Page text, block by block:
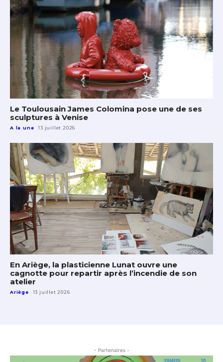
Le Toulousain James Colomina pose une de ses
sculptures à Venise
A la une 13 juillet 2026
En Ariège, la plasticienne Lunat ouvre une
cagnotte pour repartir après l’incendie de son
atelier
Ariège 13 juillet 2026
- Partenaires -